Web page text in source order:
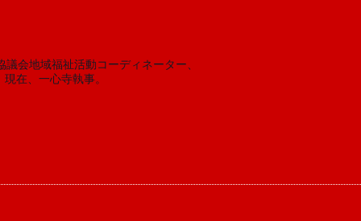
会地域福祉活動コーディネーター、
現在、一心寺執事。